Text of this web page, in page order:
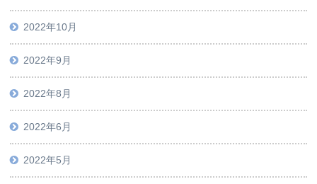
2022年10月
2022年9月
2022年8月
2022年6月
2022年5月